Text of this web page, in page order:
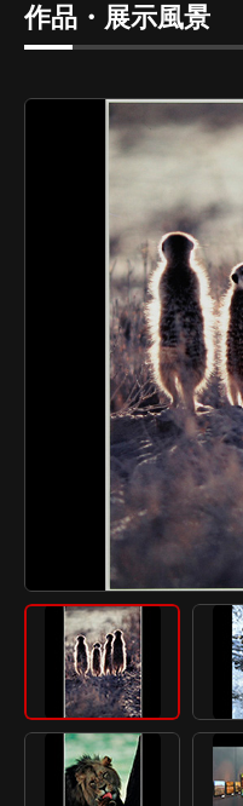
作品・展示風景